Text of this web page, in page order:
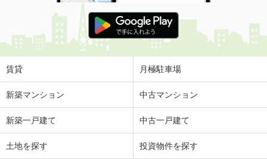
賃貸 月極駐車場
新築マンション 中古マンション
新築一戸建て 中古一戸建て
土地を探す 投資物件を探す